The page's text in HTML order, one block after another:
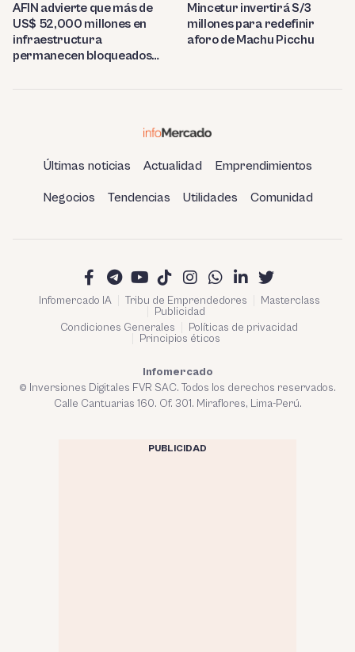
AFIN advierte que más de
US$ 52,000 millones en
infraestructura
permanecen bloqueados
Mincetur invertirá S/3
millones para redefinir
aforo de Machu Picchu
Últimas noticias Actualidad Emprendimientos
Negocios Tendencias Utilidades Comunidad
Infomercado IA Tribu de Emprendedores
Masterclass
Publicidad
Condiciones Generales
Políticas de privacidad
Principios éticos
Infomercado
© Inversiones Digitales FVR SAC. Todos los derechos reservados.
Calle Cantuarias 160. Of. 301. Miraflores, Lima-Perú.
PUBLICIDAD